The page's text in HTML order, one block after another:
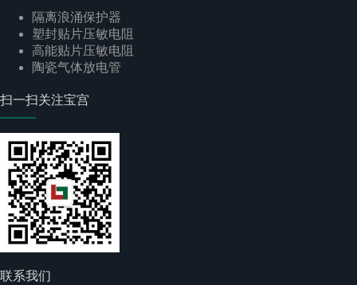
隔离浪涌保护器
塑封贴片压敏电阻
高能贴片压敏电阻
陶瓷气体放电管
扫一扫关注宝宫
联系我们